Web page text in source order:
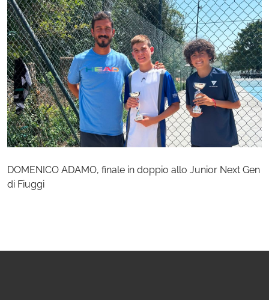
DOMENICO ADAMO, finale in doppio allo Junior Next Gen
di Fiuggi